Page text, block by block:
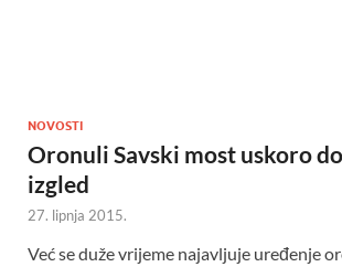
NOVOSTI
Oronuli Savski most uskoro
izgled
27. lipnja 2015.
Već se duže vrijeme najavljuje uređenje